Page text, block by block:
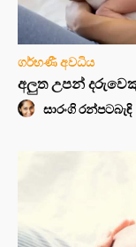
ගර්භණී අවධිය
අලුත උපන්
සාරංගි රන්පටබැඳි